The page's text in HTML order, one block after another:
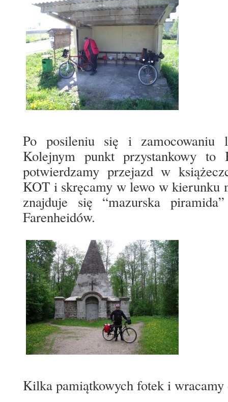
Po posileniu się i zamocowaniu
Kolejnym punkt przystankowy to
potwierdzamy przejazd w
KOT i skręcamy w lewo w kierunku
znajduje się “mazurska
Farenheidów.
Kilka pamiątkowych fotek i